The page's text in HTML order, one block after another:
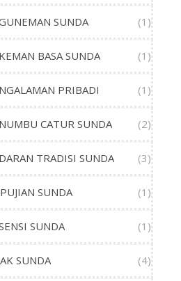
SUNDA (1)
BASA SUNDA (1)
PRIBADI (1)
CATUR SUNDA (2)
TRADISI SUNDA (3)
SUNDA (1)
SUNDA (1)
SUNDA (4)